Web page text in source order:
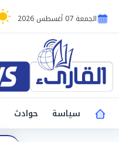
الجمعة 07 أغسطس 2026
سياسة
حوادث